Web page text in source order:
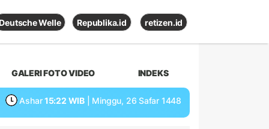
Deutsche Welle Republika.id retizen.id
GALERI FOTO VIDEO INDEKS
Ashar 15:22 WIB | Minggu, 26 Safar 1448